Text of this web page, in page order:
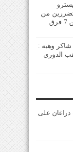
من
وهبه :
الدوري
دراغان على